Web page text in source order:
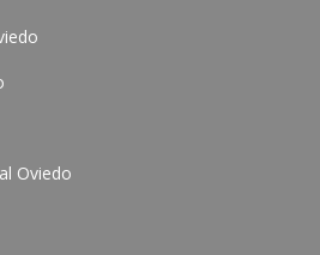
Oviedo